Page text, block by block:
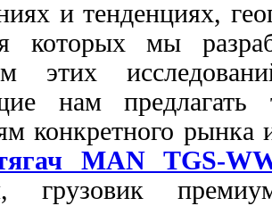
и тенденциях,
которых мы
этих
нам предлагать
конкретного
MAN TGS-
грузовик